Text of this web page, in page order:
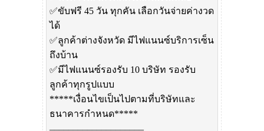
✅ขับฟรี 45 วัน ทุกคัน เลือกวันจ่ายค่างวด
ได้
✅ลูกค้าต่างจังหวัด มีไฟแนนซ์บริการเซ็น
ถึงบ้าน
✅มีไฟแนนซ์รองรับ 10 บริษัท รองรับ
ลูกค้าทุกรูปแบบ
*****เงื่อนไขเป็นไปตามที่บริษัทและ
ธนาคารกำหนด*****